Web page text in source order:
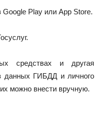
Google Play или App Store.
средствах и другая
данных ГИБДД и личного
можно внести вручную.